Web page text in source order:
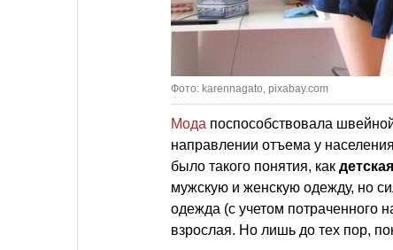
Фото: karennagato, pixabay.com
Мода поспособствовала
направлении отъема у
было такого понятия, как
мужскую и женскую одежду, но
одежда (с учетом потраченного
взрослая. Но лишь до тех пор,